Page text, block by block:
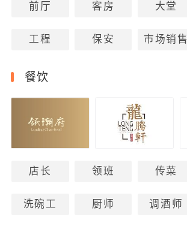
前厅 客房 大堂
工程 保安 市场销售
餐饮
店长 领班 传菜
洗碗工 厨师 调酒师